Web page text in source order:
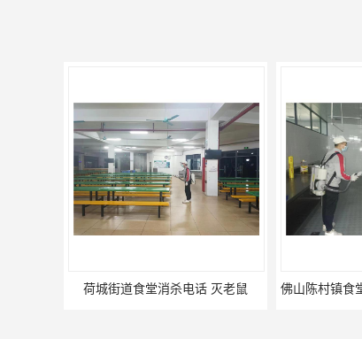
荷城街道食堂消杀电话 灭老鼠